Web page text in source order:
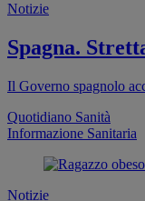
Notizie
Spagna.
Il Governo spagnolo
Quotidiano Sanità
Informazione Sanitaria
Notizie